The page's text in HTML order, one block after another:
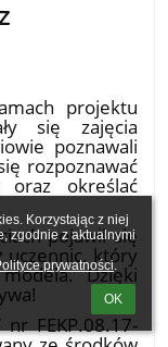
Korzystając z niej
zgodnie z aktualnymi
prywatności.
OK
projektu
się zajęcia
poznawali
rozpoznawać
oraz określać
pojawił się
który
Dzięki
nr FEKP.08.17-